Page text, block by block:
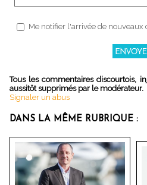
Me notifier l'arrivée de nouveaux
Tous les commentaires discourtois,
aussitôt supprimés par le modérateur.
Signaler un abus
DANS LA MÊME RUBRIQUE :